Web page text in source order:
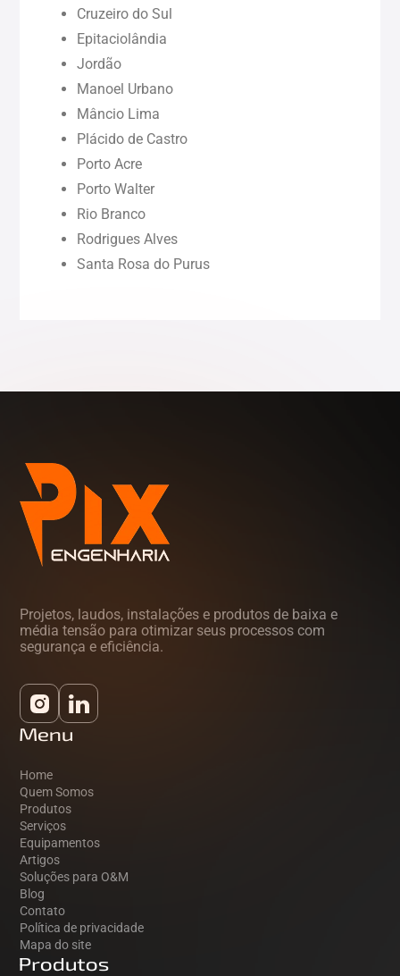
Paraíba (PB)
Piauí (PI)
Rondônia (RO)
Roraima (RR)
Cruzeiro do Sul
Epitaciolândia
Jordão
Manoel Urbano
Mâncio Lima
Plácido de Castro
Porto Acre
Porto Walter
Rio Branco
Rodrigues Alves
Santa Rosa do Purus
Projetos, laudos, instalações e produtos de baixa e
média tensão para otimizar seus processos com
segurança e eficiência.
Menu
Home
Quem Somos
Produtos
Serviços
Equipamentos
Artigos
Soluções para O&M
Blog
Contato
Política de privacidade
Mapa do site
Produtos